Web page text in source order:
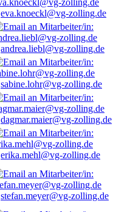
eva.knoeckl@vg-zolling.de
andrea.liebl@vg-zolling.de
sabine.lohr@vg-zolling.de
dagmar.maier@vg-zolling.de
erika.mehl@vg-zolling.de
stefan.meyer@vg-zolling.de